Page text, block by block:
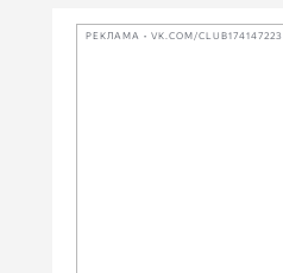
РЕКЛАМА • VK.COM/CLUB174147223